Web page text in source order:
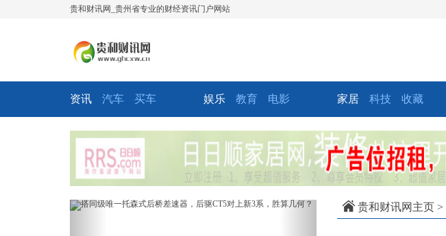
贵和财讯网_贵州省专业的财经资讯门户网站
资讯 汽车 买车 娱乐 教育 电影 家居 科技 收藏
Previous Next 贵和财讯网主页 >